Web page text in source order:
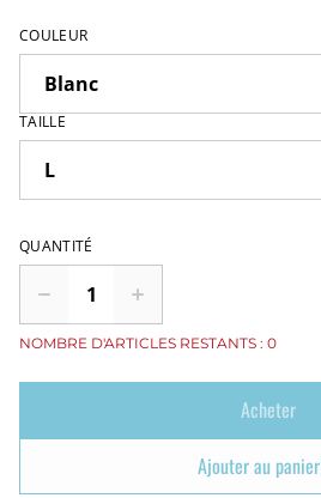
COULEUR
TAILLE
QUANTITÉ
NOMBRE D'ARTICLES RESTANTS : 0
Acheter
Ajouter au panier